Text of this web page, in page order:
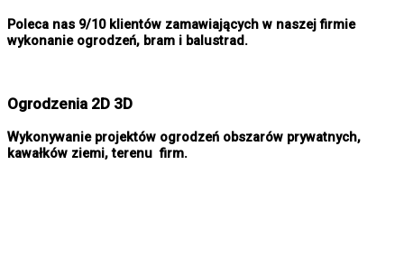
Poleca nas 9/10 klientów zamawiających w naszej firmie
wykonanie ogrodzeń, bram i balustrad.
Ogrodzenia 2D 3D
Wykonywanie projektów ogrodzeń obszarów prywatnych,
kawałków ziemi, terenu firm.